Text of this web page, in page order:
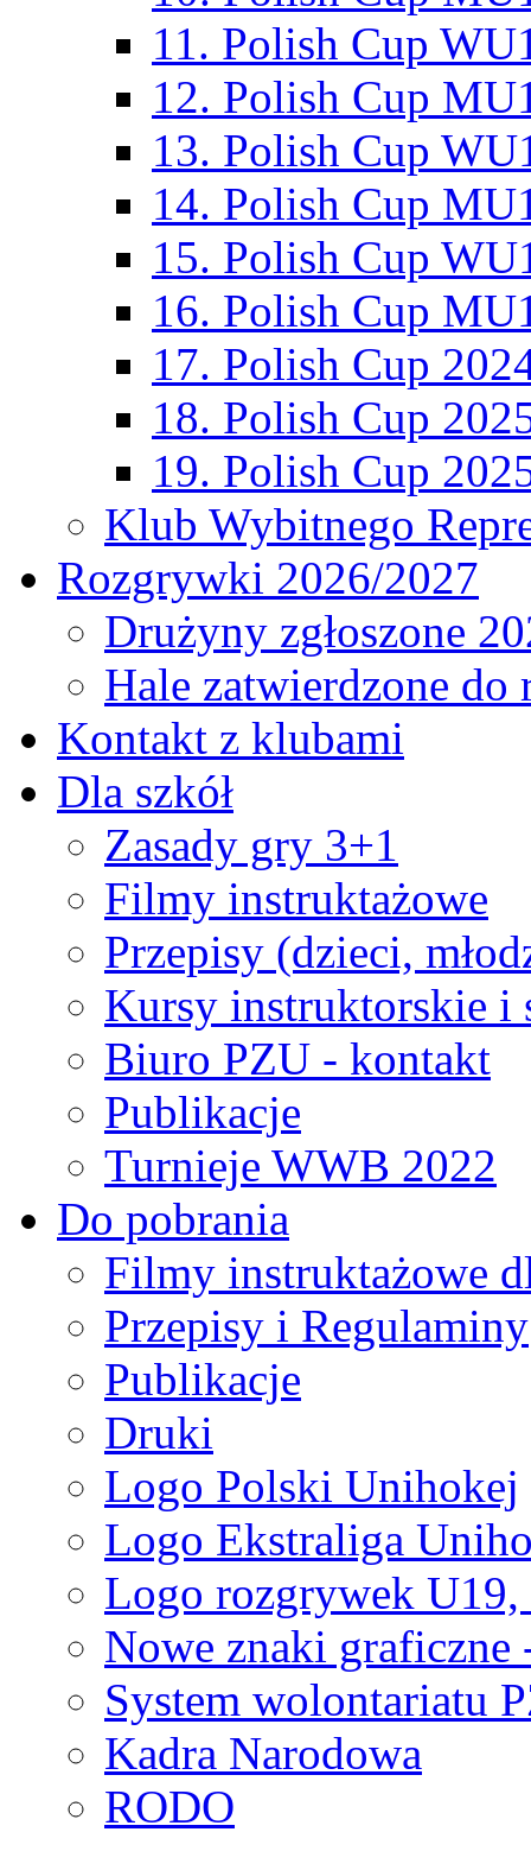
11. Polish Cup
12. Polish Cup
13. Polish Cup
14. Polish Cup
15. Polish Cup
16. Polish Cup
17. Polish Cup
18. Polish Cup
19. Polish Cup
Klub Wybitnego
Rozgrywki 2026/2027
Drużyny zgłoszone
Hale zatwierdzone
Kontakt z klubami
Dla szkół
Zasady gry 3+1
Filmy instruktażowe
Przepisy (dzieci,
Kursy instruktorskie i
Biuro PZU - kontakt
Publikacje
Turnieje WWB 2022
Do pobrania
Filmy instruktażowe
Przepisy i Regulaminy
Publikacje
Druki
Logo Polski Unihokej
Logo Ekstraliga
Logo rozgrywek
Nowe znaki graficzne
System wolontariatu
Kadra Narodowa
RODO